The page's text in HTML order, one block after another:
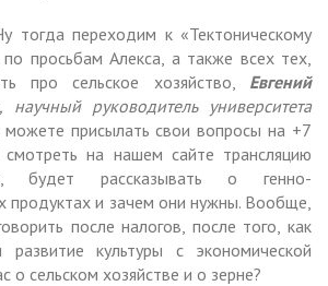
переходим к «Тектоническому
просьбам Алекса, а также всех тех,
про сельское хозяйство, Евгений
, научный руководитель университета
присылать свои вопросы на +7
на нашем сайте трансляцию
будет рассказывать о генно-
и зачем они нужны. Вообще,
после налогов, после того, как
развитие культуры с экономической
о сельском хозяйстве и о зерне?